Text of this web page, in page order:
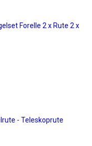
Forelle 2 x Rute 2 x
- Teleskoprute